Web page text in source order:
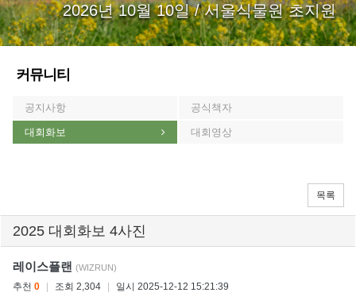
2026년 10월 10일 / 서울식물원 초지원
커뮤니티
공지사항 공식책자
대회화보 대회영상
목록
2025 대회화보 4사진
레이스플랜 (WIZRUN)
추천 0 | 조회 2,304 | 일시 2025-12-12 15:21:39